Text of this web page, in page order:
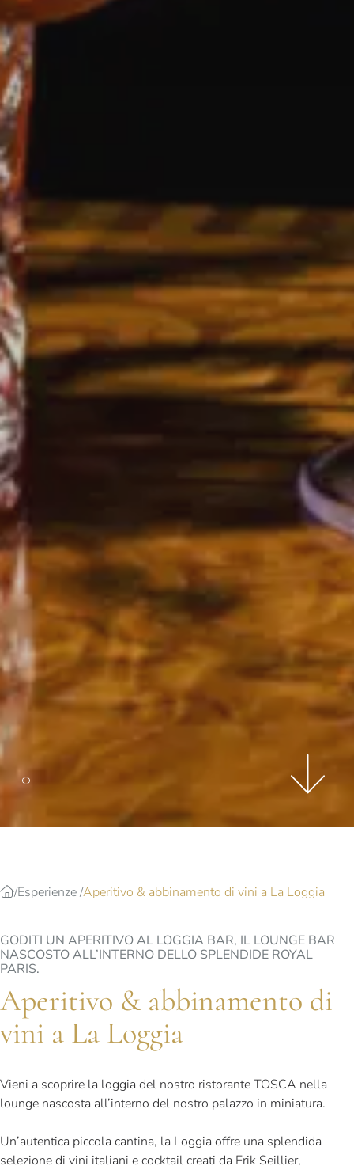
Esperienze Aperitivo & abbinamento di vini a La Loggia
GODITI UN APERITIVO AL LOGGIA BAR, IL LOUNGE BAR
NASCOSTO ALL’INTERNO DELLO SPLENDIDE ROYAL
PARIS.
Aperitivo & abbinamento di
vini a La Loggia
Vieni a scoprire la loggia del nostro ristorante TOSCA nella
lounge nascosta all’interno del nostro palazzo in miniatura.
Un’autentica piccola cantina, la Loggia offre una splendida
selezione di vini italiani e cocktail creati da Erik Seillier,